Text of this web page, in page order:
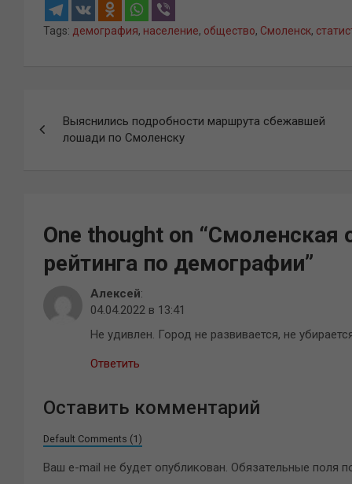
Tags: демография, население, общество, Смоленск,
по
Выяснились подробности маршрута сбежавшей
лошади по Смоленску
One thought on “Смоленская
рейтинга по демографии”
Алексей:
04.04.2022 в 13:41
Не удивлен. Город не развивается, не
Ответить
Оставить комментарий
Default Comments (1)
Ваш e-mail не будет опубликован. Обязательные поля